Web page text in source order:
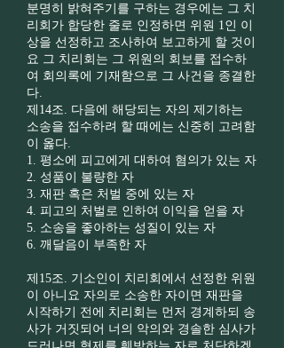
분명히 밝혀주기를 구하는 경우에는 그 치
리회가 합당한 줄로 인정하면 위원 1인 이
상을 선정하고 조사하여 보고하게 할 것이
요 그 치리회는 그 위원의 회보를 접수하
여 회의록에 기재함으로 그 사건을 종결한
다.
제14조. 다음에 해당되는 자의 제기하는
소송을 접수하려 할 때에는 신중히 고려함
이 옳다.
1. 평소에 피고에게 대하여 혐의가 있는 자
2. 성품이 불량한 자
3. 재판 혹은 처벌 중에 있는 자
4. 피고의 처벌로 인하여 이익을 얻을 자
5. 소송을 좋아하는 성질이 있는 자
6. 깨달음이 부족한 자
제15조. 기소인이 치리회에서 선정한 위원
이 아니요 자의로 소송한 자이면 재판을
시작하기 전에 치리회는 먼저 경계하되 송
사가 거짓되어 너의 악의와 경솔한 심사가